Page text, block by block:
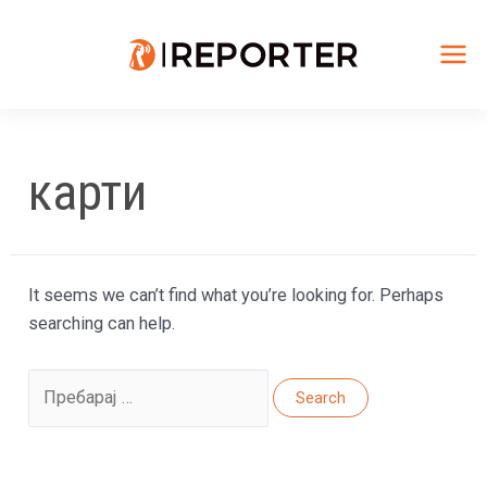
карти
It seems we can’t find what you’re looking for. Perhaps
searching can help.